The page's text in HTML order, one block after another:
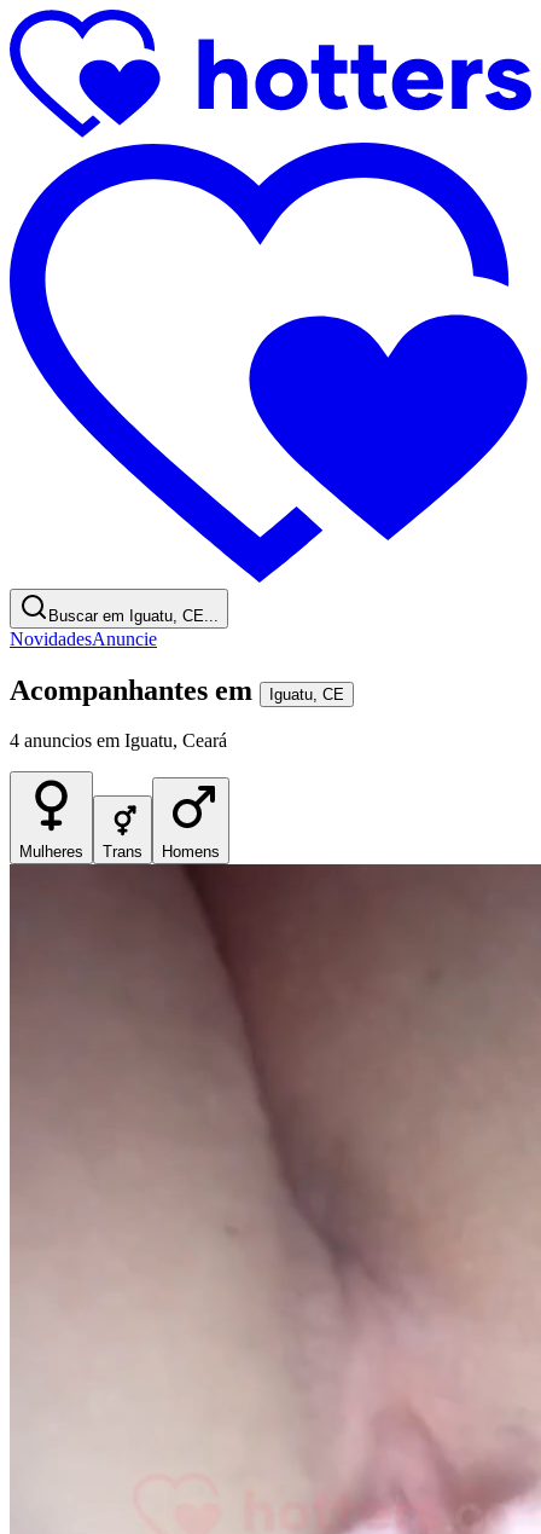
Buscar em Iguatu, CE...
NovidadesAnuncie
Acompanhantes em Iguatu CE
4 anuncios em Iguatu, Ceará
Mulheres Trans Homens